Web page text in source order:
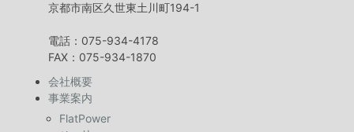
京都市南区久世東土川町194-1
電話：075-934-4178
FAX：075-934-1870
会社概要
事業案内
FlatPower